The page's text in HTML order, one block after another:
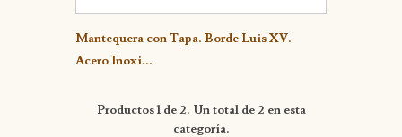
Detalle
Mantequera con Tapa. Borde Luis XV.
Acero Inoxi...
Productos 1 de 2. Un total de 2 en esta
categoría.